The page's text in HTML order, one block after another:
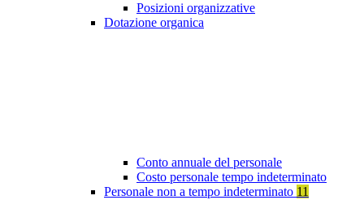
Posizioni organizzative
Dotazione organica
Conto annuale del personale
Costo personale tempo indeterminato
Personale non a tempo indeterminato 11